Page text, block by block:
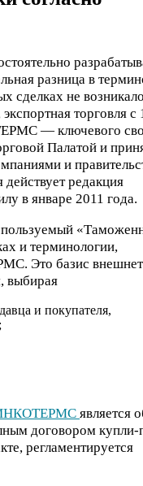
разница в
сделках не
торговля с
— ключевого
Палатой и
и
редакция
в январе 2011 года.
и терминологии,
Это базис
выбирая
и покупателя,
ИНКОТЕРМС является
договором
регламентируется